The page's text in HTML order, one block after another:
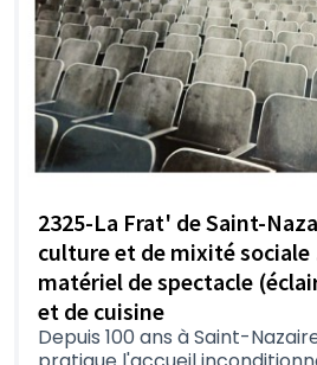
2325-La Frat' de Saint-
culture et de mixité
matériel de spectacle
et de cuisine
Depuis 100 ans à Saint-